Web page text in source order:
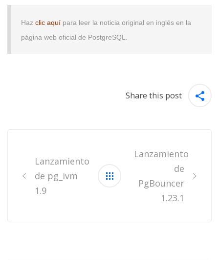
Haz clic aquí para leer la noticia original en inglés en la
página web oficial de PostgreSQL.
Share this post
Lanzamiento
de pg_ivm
1.9
Lanzamiento
de
PgBouncer
1.23.1